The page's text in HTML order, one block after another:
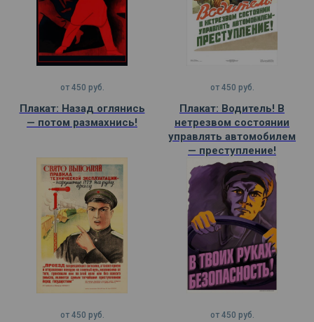
от 450 руб.
Плакат: Назад оглянись
— потом размахнись!
от 450 руб.
Плакат: Водитель! В
нетрезвом состоянии
управлять автомобилем
— преступление!
от 450 руб. от 450 руб.